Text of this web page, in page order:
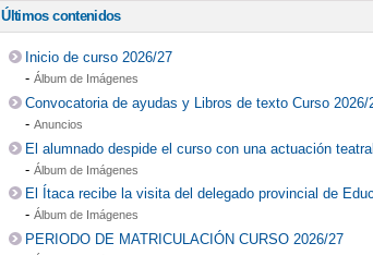
Últimos contenidos
Inicio de curso 2026/27
-Álbum de Imágenes
Convocatoria de ayudas y Libros de texto Curso 2026/
-Anuncios
El alumnado despide el curso con una actuación teatral
-Álbum de Imágenes
El Ítaca recibe la visita del delegado provincial de
-Álbum de Imágenes
PERIODO DE MATRICULACIÓN CURSO 2026/27